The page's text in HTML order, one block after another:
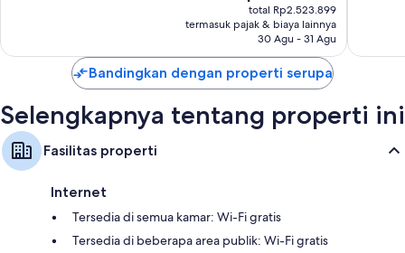
sekarang
Rp2.273.783
total Rp2.523.899
termasuk pajak & biaya lainnya
30 Agu - 31 Agu
Bandingkan dengan properti serupa
Selengkapnya tentang properti ini
Fasilitas properti
Internet
Tersedia di semua kamar: Wi-Fi gratis
Tersedia di beberapa area publik: Wi-Fi gratis